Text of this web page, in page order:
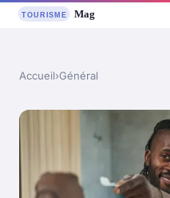
Accueil›Général